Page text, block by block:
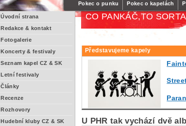
Pokec o punku Pokec o kapelách
Úvodní strana
Redakce & kontakt
Fotogalerie
Koncerty & festivaly
Seznam kapel CZ & SK
Letní festivaly
Články
Recenze
Rozhovory
Hudební kluby CZ & SK
CO PANKÁČ,TO
Představujeme kapely
U PHR tak vychází dvě